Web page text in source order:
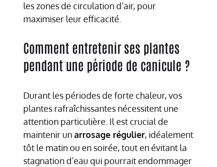
les zones de circulation d’air, pour
maximiser leur efficacité.
Comment entretenir ses plantes
pendant une période de canicule ?
Durant les périodes de forte chaleur, vos
plantes rafraîchissantes nécessitent une
attention particulière. Il est crucial de
maintenir unarrosage régulier, idéalement
tôt le matin ou en soirée, tout en évitant la
stagnation d’eau qui pourrait endommager